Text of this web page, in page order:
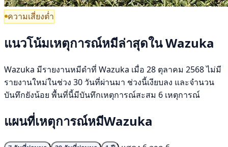
ความเสี่ยงต่ำ
แนวโน้มเหตุการณ์หมีล่าสุดใน Wazuka
Wazuka มีรายงานหมีดำที่ Wazuka เมื่อ 28 ตุลาคม 2568 ไม่มี
รายงานใหม่ในช่วง 30 วันที่ผ่านมา ช่วงนี้เงียบลง และจำนวน
บันทึกยังน้อย พื้นที่นี้มีบันทึกเหตุการณ์สะสม 6 เหตุการณ์
แผนที่เหตุการณ์หมีWazuka